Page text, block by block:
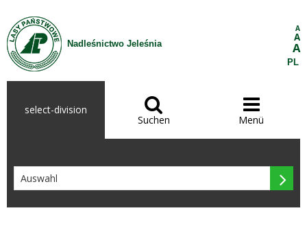
Zum Inhalt wechseln
Nadleśnictwo Jeleśnia
A
A
A
PL
select-division 
Suchen

Menü
